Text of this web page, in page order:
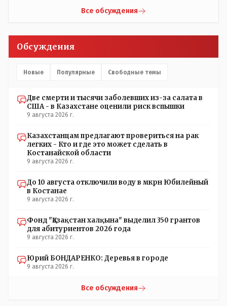
безнаказанно раздавать такие поручения - толку не
регулирования природопользования - т. к. это в целом
их епархия; 2. Экологи (если таковые у нас имеются) 3.
расходования бюджетных средств на обрезку деревьев,
*экспертам" недоступно осознание того, что деревья в
городе должны быть. Это: "легкие" города, это
тень и прохлада. Ну и в конце концов - листва
смотрится куда приятней бетонных стен в каменных
джунглях. Может пора пересмотреть свое варварское
отношение к растительности в городе (и к горожанам)?
Все обсуждения
Обсуждения
Новые Популярные Свободные темы
Две смерти и тысячи заболевших из-за салата в
США - в Казахстане оценили риск вспышки
9 августа 2026 г.
Казахстанцам предлагают провериться на рак
легких - Кто и где это может сделать в
Костанайской области
9 августа 2026 г.
До 10 августа отключили воду в мкрн Юбилейный
в Костанае
9 августа 2026 г.
Фонд "Қазақстан халқына" выделил 350 грантов
для абитуриентов 2026 года
9 августа 2026 г.
Юрий БОНДАРЕНКО: Деревья в городе
9 августа 2026 г.
Все обсуждения